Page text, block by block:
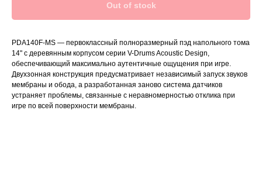
Out of stock
PDA140F-MS — первоклассный полноразмерный пэд напольного тома
14" с деревянным корпусом серии V-Drums Acoustic Design,
обеспечивающий максимально аутентичные ощущения при игре.
Двухзонная конструкция предусматривает независимый запуск звуков
мембраны и обода, а разработанная заново система датчиков
устраняет проблемы, связанные с неравномерностью отклика при
игре по всей поверхности мембраны.